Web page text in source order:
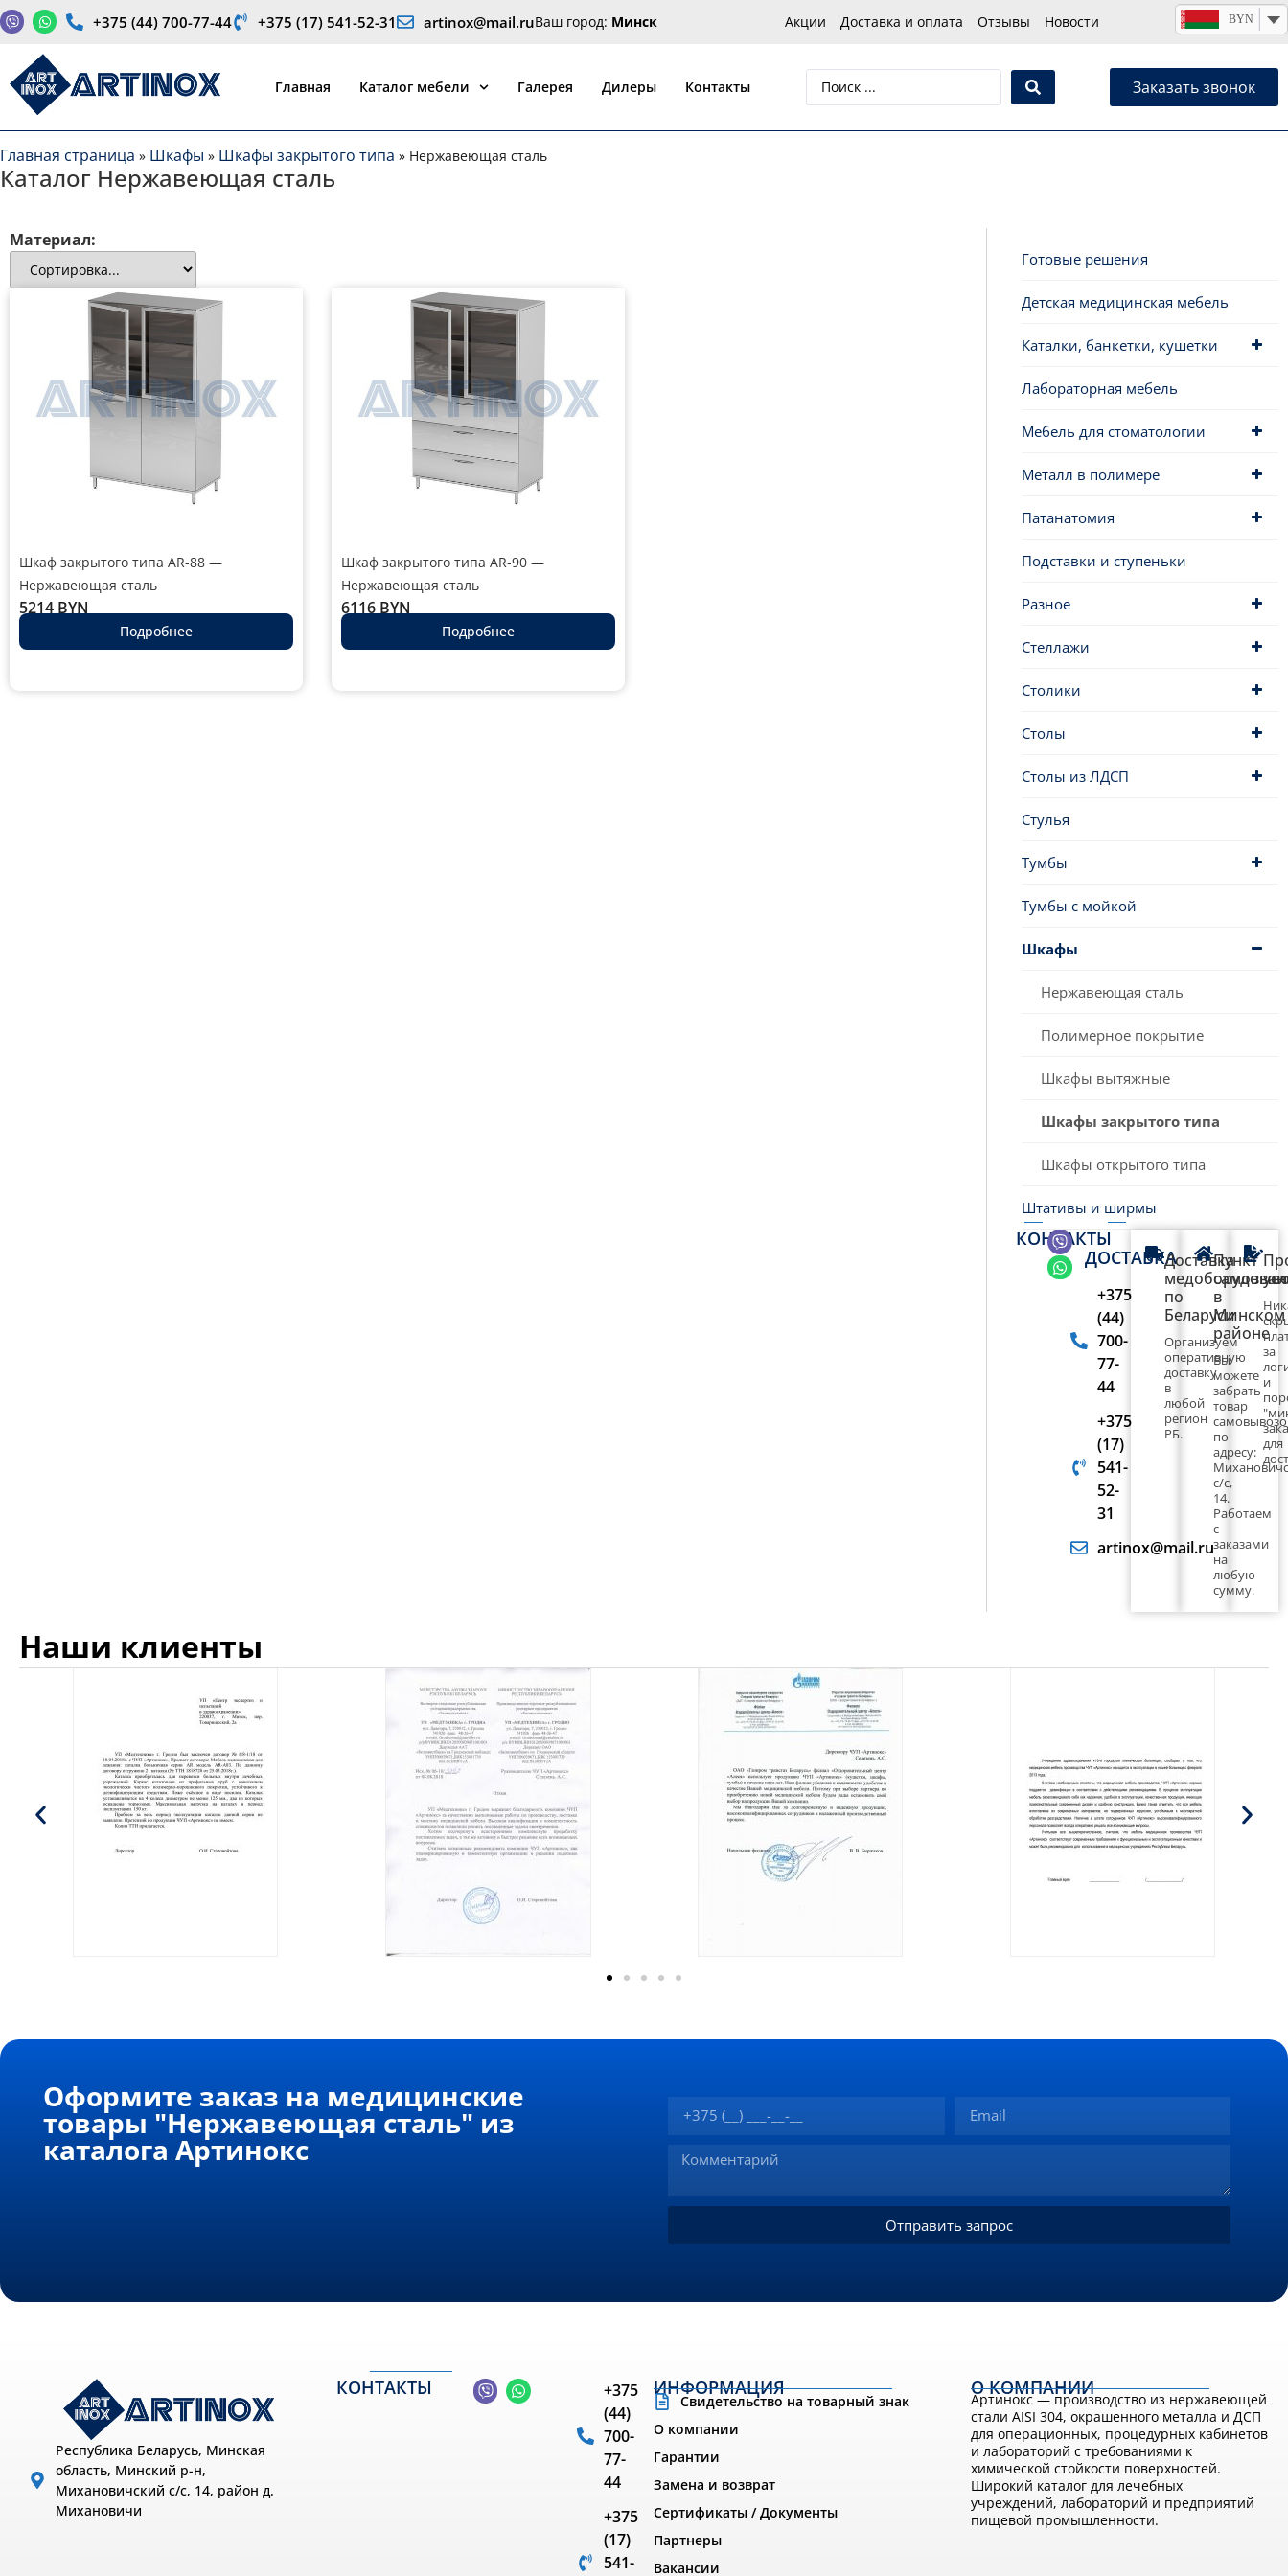
Главная страница » Шкафы » Шкафы закрытого типа » Нержавеющая сталь
Каталог Нержавеющая сталь
Материал:
Шкаф закрытого типа AR-88 —
Нержавеющая сталь
5214 BYN
Подробнее
Шкаф закрытого типа AR-90 —
Нержавеющая сталь
6116 BYN
Подробнее
Готовые решения
Детская медицинская мебель
Каталки, банкетки, кушетки
Лабораторная мебель
Мебель для стоматологии
Металл в полимере
Патанатомия
Подставки и ступеньки
Разное
Стеллажи
Столики
Столы
Столы из ЛДСП
Стулья
Тумбы
Тумбы с мойкой
Шкафы
Нержавеющая сталь
Полимерное покрытие
Шкафы вытяжные
Шкафы закрытого типа
Шкафы открытого типа
Штативы и ширмы
КОНТАКТЫ
+375
(44)
700-
77-
44
+375
(17)
541-
52-
31
artinox@mail.ru
ДОСТАВКАДоставка
по
Беларуси
Организуем
оперативную
доставку
в
любой
регион
РБ.
Пункт
в
Минском
районе
Вы
можете
забрать
товар
по
адресу:
с/с,
14.
Работаем
с
заказами
на
любую
сумму.
за
и
для
Наши клиенты
Оформите заказ на медицинские
товары "Нержавеющая сталь" из
каталога Артинокс
Отправить запрос
Республика Беларусь, Минская
область, Минский р-н,
Михановичский с/с, 14, район д.
Михановичи
КОНТАКТЫ
+375
(44)
700-
77-
44
+375
(17)
541-
ИНФОРМАЦИЯ
Свидетельство на товарный знак
О компании
Гарантии
Замена и возврат
Сертификаты / Документы
Партнеры
Вакансии
О КОМПАНИИ
Артинокс — производство из нержавеющей
стали AISI 304, окрашенного металла и ДСП
для операционных, процедурных кабинетов
и лабораторий с требованиями к
химической стойкости поверхностей.
Широкий каталог для лечебных
учреждений, лабораторий и предприятий
пищевой промышленности.
+375 (44) 700-77-44 +375 (17) 541-52-31 artinox@mail.ruВаш город: Минск Акции Доставка и оплата Отзывы Новости BYN
Производство медицинской продукции и оборудования от производителя Артинокс
Главная Каталог мебели Галерея Дилеры Контакты Заказать звонок